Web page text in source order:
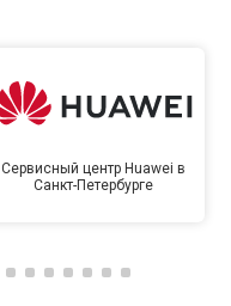
Сервисный центр Huawei в
Санкт-Петербурге